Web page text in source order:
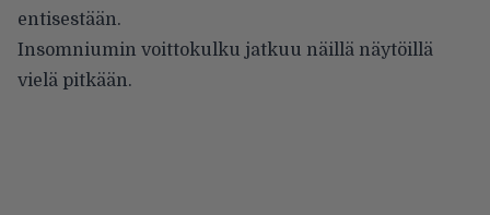
entisestään.
Insomniumin voittokulku jatkuu näillä näytöillä
vielä pitkään.